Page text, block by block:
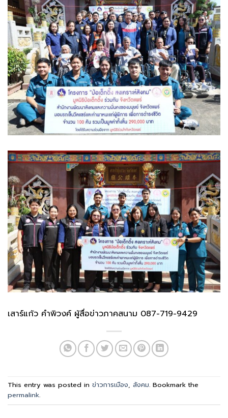
เสาร์แก้ว คำพิวงค์ ผู้สื่อข่าวภาคสนาม 087-719-9429
This entry was posted in ข่าวการเมือง, สังคม. Bookmark the
permalink.